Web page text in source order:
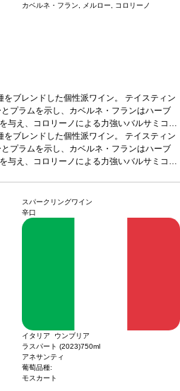
カベルネ・フラン, メルロー, コロリーノ
ブレンドした個性派ワイン。 テイスティン
プラムを示し、カベルネ・フランはハーブ
与え、コロリーノによる力強いバルサミコを
ラン 47%、メルロー 41%、コロリーノ 12%
ブレンドした個性派ワイン。 テイスティン
プラムを示し、カベルネ・フランはハーブ
与え、コロリーノによる力強いバルサミコを
スパークリングワイン
辛口
イタリア ウンブリア
ラスパート (2023)750ml
アネサンティ
葡萄品種:
モスカート